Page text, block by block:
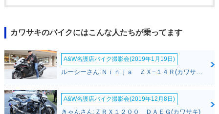
カワサキのバイクにはこんな人たちが乗ってます
A&W名護店バイク撮影会(2019年1月19日)
A&W名護店バイク撮影会(2019年12月8日)
きゃんさん:ＺＲＸ１２００ ＤＡＥＧ(カワサキ)